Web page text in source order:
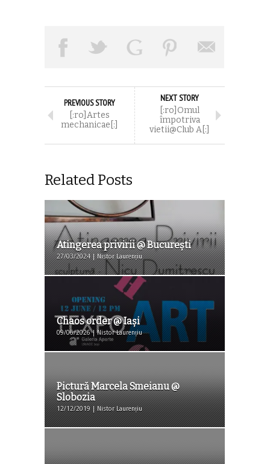
PREVIOUS STORY
[:ro]Artes
mechanicae[:]
NEXT STORY
[:ro]Omul
împotriva
vietii@Club A[:]
Related Posts
Atingerea privirii @ Bucureşti
27/03/2024 | Nistor Laurențiu
Chaos order @ Iași
09/06/2026 | Nistor Laurențiu
Pictură Marcela Smeianu @
Slobozia
12/12/2019 | Nistor Laurențiu